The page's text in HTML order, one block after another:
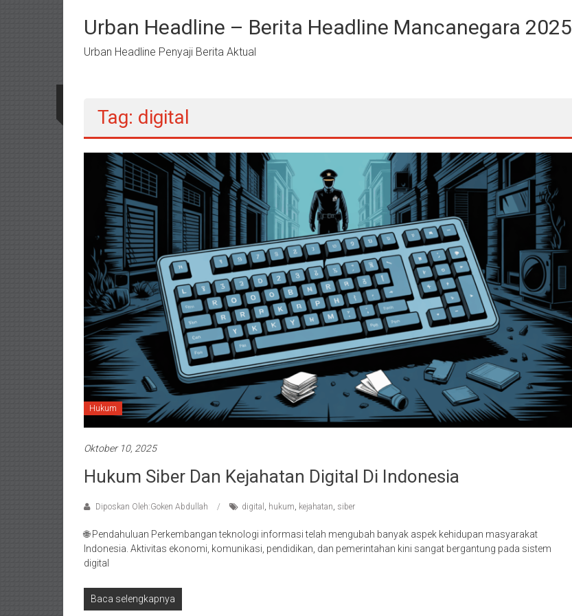
kontenUrban Headline – Berita Headline Mancanegara 2025
Urban Headline Penyaji Berita Aktual
Tag: digital
Hukum
Oktober 10, 2025
Hukum Siber Dan Kejahatan Digital Di Indonesia
Diposkan Oleh:Goken Abdullah digital , hukum, kejahatan, siber
🌐 Pendahuluan Perkembangan teknologi informasi telah mengubah banyak aspek kehidupan masyarakat
Indonesia. Aktivitas ekonomi, komunikasi, pendidikan, dan pemerintahan kini sangat bergantung pada sistem
digital
Baca selengkapnya